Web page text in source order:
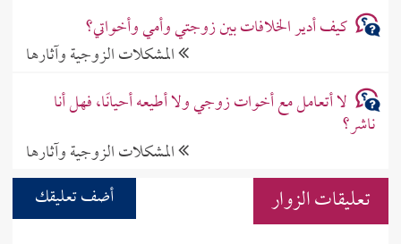
كيف أدير الخلافات بين زوجتي وأمي وأخواتي؟
المشكلات الزوجية وآثارها
لا أتعامل مع أخوات زوجي ولا أطيعه أحيانًا، فهل أنا
ناشر؟
المشكلات الزوجية وآثارها
تعليقات الزوار
أضف تعليقك